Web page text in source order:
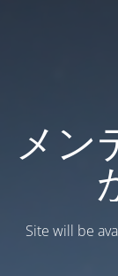
メン
Site will be